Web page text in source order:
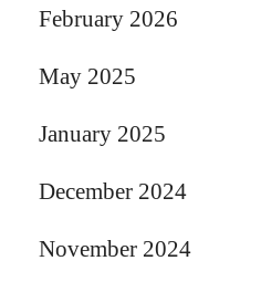
February 2026
May 2025
January 2025
December 2024
November 2024